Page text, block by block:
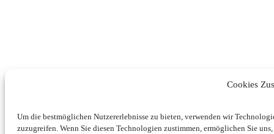
Cookies
Um die bestmöglichen Nutzererlebnisse zu bieten, verwenden wir
zuzugreifen. Wenn Sie diesen Technologien zustimmen, ermöglichen Sie